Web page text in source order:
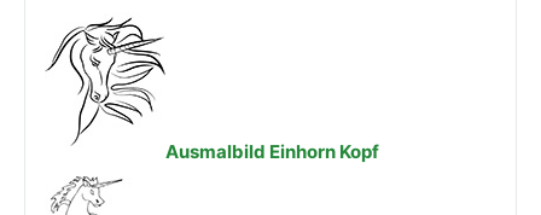
Ausmalbild Einhorn Kopf